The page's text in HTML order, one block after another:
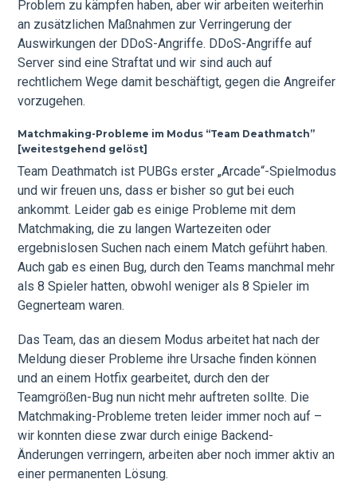
Problem zu kämpfen haben, aber wir arbeiten weiterhin
an zusätzlichen Maßnahmen zur Verringerung der
Auswirkungen der DDoS-Angriffe. DDoS-Angriffe auf
Server sind eine Straftat und wir sind auch auf
rechtlichem Wege damit beschäftigt, gegen die Angreifer
vorzugehen.
Matchmaking-Probleme im Modus “Team Deathmatch”
[weitestgehend gelöst]
Team Deathmatch ist PUBGs erster „Arcade“-Spielmodus
und wir freuen uns, dass er bisher so gut bei euch
ankommt. Leider gab es einige Probleme mit dem
Matchmaking, die zu langen Wartezeiten oder
ergebnislosen Suchen nach einem Match geführt haben.
Auch gab es einen Bug, durch den Teams manchmal mehr
als 8 Spieler hatten, obwohl weniger als 8 Spieler im
Gegnerteam waren.
Das Team, das an diesem Modus arbeitet hat nach der
Meldung dieser Probleme ihre Ursache finden können
und an einem Hotfix gearbeitet, durch den der
Teamgrößen-Bug nun nicht mehr auftreten sollte. Die
Matchmaking-Probleme treten leider immer noch auf –
wir konnten diese zwar durch einige Backend-
Änderungen verringern, arbeiten aber noch immer aktiv an
einer permanenten Lösung.